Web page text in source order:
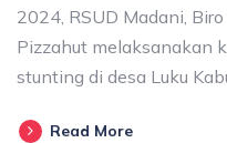
2024, RSUD Madani,
Pizzahut melaksanakan
stunting di desa Luku
Read More